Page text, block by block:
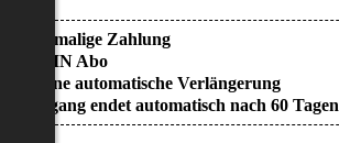
• Einmalige Zahlung
• KEIN Abo
• Keine automatische Verlängerung
• Zugang endet automatisch nach 60 Tagen